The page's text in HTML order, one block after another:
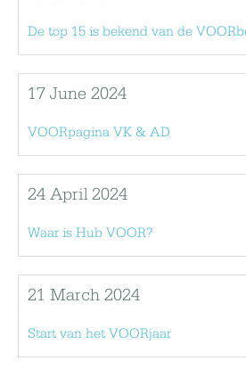
De top 15 is bekend van de
17 June 2024
VOORpagina VK & AD
24 April 2024
Waar is Hub VOOR?
21 March 2024
Start van het VOORjaar